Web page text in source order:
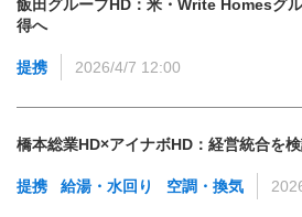
飯田グループHD：米・Write Homesグ
得へ
提携 2026/4/7 12:00
橋本総業HD×アイナボHD：経営統合を
提携 給湯・水回り 空調・換気